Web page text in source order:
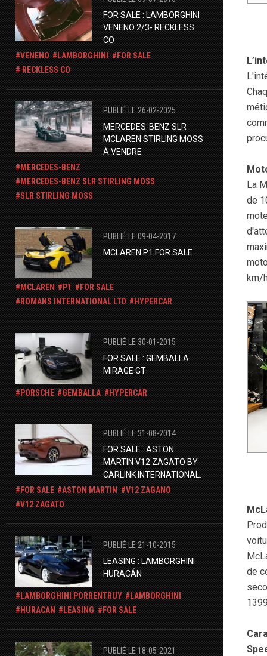
FOR SALE : LAMBORGHINI
VENENO 2/3- RECKLESS
CO
VENENO
LAMBORGHINI
FOR SALE
RECKLESS CO
PUBLIÉ LE 26-02-2025
MERCEDES-BENZ SLR
MCLAREN STIRLING MOSS
À VENDRE
MERCEDES-BENZ
​MERCEDES-BENZ SLR STIRLING MOSS
SLR STIRLING MOSS
PUBLIÉ LE 09-04-2017
MCLAREN P1 FOR SALE
MCLAREN P1
FOR SALE
ROMANS INTERNATIONAL LTD
HYPERCAR
PUBLIÉ LE 30-01-2015
FOR SALE : GEMBALLA
MIRAGE GT
PORSCHE GEMBALLA HYPERCAR
PUBLIÉ LE 31-08-2014
FOR SALE : ASTON
MARTIN V12 ZAGATO BY
CARLINK INTERNATIONAL.
FOR SALE
ASTON MARTIN
V12 ZAGANO
V12 ZAGATO
PUBLIÉ LE 21-10-2015
LEASING : LAMBORGHINI
HURACÁN
LAMBORGHINI PORRENTRUY
LAMBORGHINI
HURACAN
LEASING FOR SALE
PUBLIÉ LE 18-05-2021
La
de
km/
de